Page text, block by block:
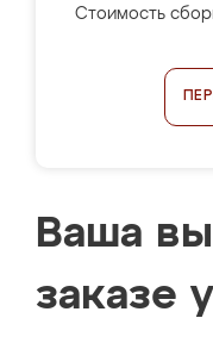
Стоимость
Ваша
заказе